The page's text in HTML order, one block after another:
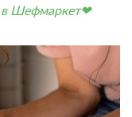
в Шефмаркет❤